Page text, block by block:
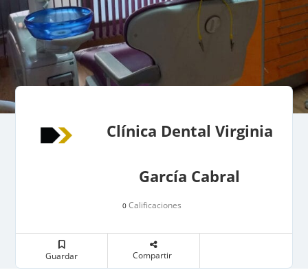
Clínica Dental Virginia
García Cabral
0 Calificaciones
Guardar Compartir